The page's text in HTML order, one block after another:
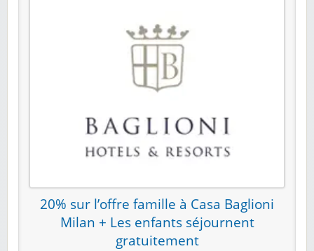
20% sur l’offre famille à Casa Baglioni
Milan + Les enfants séjournent
gratuitement